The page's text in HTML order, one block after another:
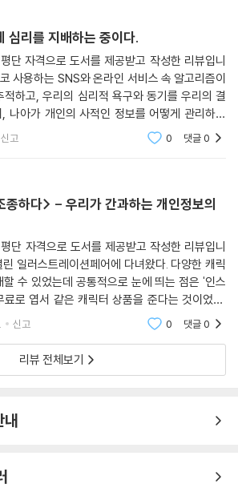
개인들에게 이전했다. 이런 규제 환경이야말로
기에 가장 적합하다. 우리의 개인 데이터에 접근
데이터 협동조합일 때 우리의 데이터 가치는 훨
듯이 우리의 데이터 사본을 우리만이 아니라 다
다면 가격 협상은 어려워진다. 우리의 개인 데이
능한 승무원과 비교적 평온한 바다의 조합이 필
대 보지 않을 콘텐츠 표시’까지 밀기만 하면 다른
유할 수 있다. 이 장치가 신념을 바꾸기에는 역
타인의 현실을 무시해 버리지는 않게 한다는
. 저자의 사고 실험이 실현된다면 민주주의를
이용되는 최초의 게임 체인저가 될 것이다.(18
리한 서비스를 이용할 수 있을까?”
상대로 GPS 동선, 검색 기록, SNS 정보 등 데
지급하는 실험을 했다. 사전에 ‘프라이버시는
던 것과 달리 참가자들의 평균 85퍼센트가 데
.(221쪽) 단지 데이터의 가치를 강조하는 것만
장을 바로잡기에 역부족이라는 걸 깨달은 저자
개인정보를 일일이 지키기에 사람들은 너무 바
데이터 시장을 이해하기에 우리 뇌의 진화 속도가
다는 ‘프라이버시의 역설’이다.(224쪽) 저자
는 원칙에서 실마리를 얻고 ‘사용자가 개인정보
필요 없게’ 하는 것이 판을 뒤집을 열쇠라는 걸
등록 옵션’ 나라인 독일과 미국보다 전 국민을 장
가능성을 열어둔 ‘취소 옵션’ 나라인 영국과 오
다.(234쪽)
심리를 지배하는 중이다.
단 자격으로 도서를 제공받고 작성한 리뷰입니
사용하는 SNS와 온라인 서비스 속 알고리즘이
적하고, 우리의 심리적 욕구와 동기를 우리의 결
나아가 개인의 사적인 정보를 어떻게 관리하고
다룹니다. 단순히 기술적인 설명에 그치지 않고,
신고 0 댓글0
종하다> - 우리가 간과하는 개인정보의
단 자격으로 도서를 제공받고 작성한 리뷰입니
일러스트레이션페어에 다녀왔다. 다양한 캐릭
수 있었는데 공통적으로 눈에 띄는 점은 '인스
로 엽서 같은 캐릭터 상품을 준다는 것이었다.
트위터, 페이스북 같은 SNS는 누구나 당연히 하
신고 0 댓글0
리뷰 전체보기